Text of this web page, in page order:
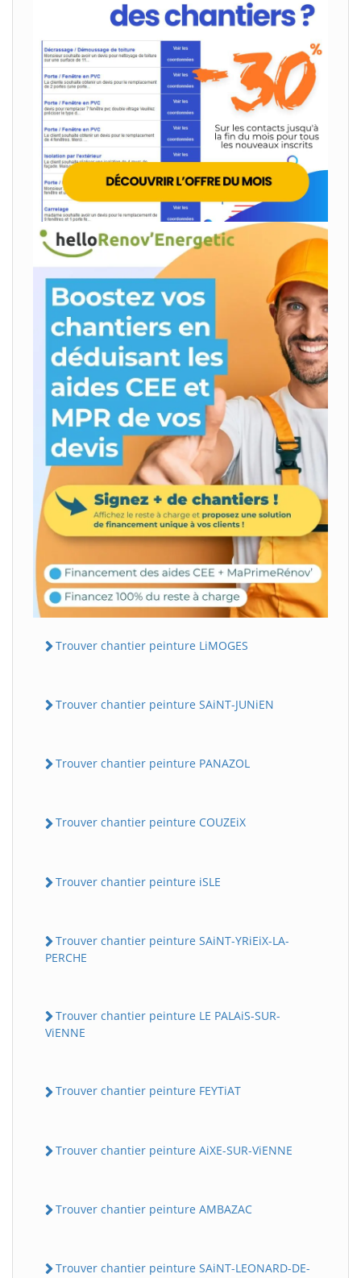
Trouver chantier peinture LiMOGES
Trouver chantier peinture SAiNT-JUNiEN
Trouver chantier peinture PANAZOL
Trouver chantier peinture COUZEiX
Trouver chantier peinture iSLE
Trouver chantier peinture SAiNT-YRiEiX-LA-
PERCHE
Trouver chantier peinture LE PALAiS-SUR-
ViENNE
Trouver chantier peinture FEYTiAT
Trouver chantier peinture AiXE-SUR-ViENNE
Trouver chantier peinture AMBAZAC
Trouver chantier peinture SAiNT-LEONARD-DE-